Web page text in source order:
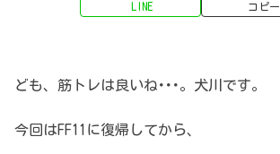
LINE コピー
ども、筋トレは良いね･･･。犬川です。
今回はFF11に復帰してから、